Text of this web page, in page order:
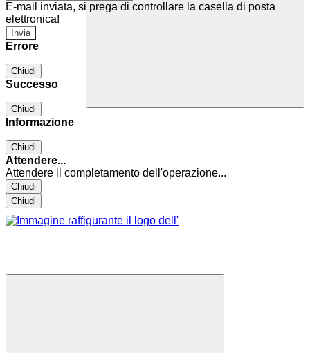
E-mail inviata, si prega di controllare la casella di posta
elettronica!
Errore
Chiudi
Successo
Chiudi
Informazione
Chiudi
Attendere...
Attendere il completamento dell'operazione...
Chiudi
Chiudi